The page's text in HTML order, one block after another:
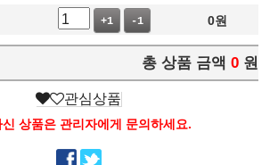
+1 -1 0원
총 상품 금액 0 원
관심상품
상품은 관리자에게 문의하세요.